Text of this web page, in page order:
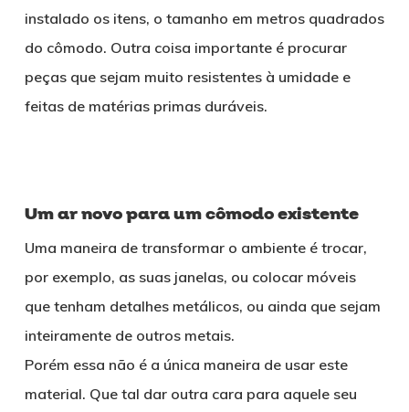
instalado os itens, o tamanho em metros quadrados
do cômodo. Outra coisa importante é procurar
peças que sejam muito resistentes à umidade e
feitas de matérias primas duráveis.
Um ar novo para um cômodo existente
Uma maneira de transformar o ambiente é trocar,
por exemplo, as suas janelas, ou colocar móveis
que tenham detalhes metálicos, ou ainda que sejam
inteiramente de outros metais.
Porém essa não é a única maneira de usar este
material. Que tal dar outra cara para aquele seu